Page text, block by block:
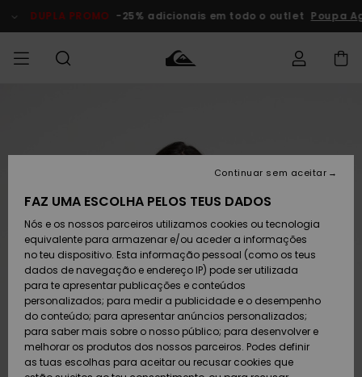
do
DUPLA PROMO -25% adicionais em todo o outlet Poupa
Calçado e
chinelos
Surfe/água
Snow
MENINO
Calçado e
chinelos
Surfe/água
Neve
MULHER
chegados
Highlights
Snow
SURF
Crianças
Highlights
Community
SNOW
Homem
Artigos
Criança
Snow Shop
Feminino
Highlights
DUPLA
PROMO
Criança
Outlet
Mulher
Devoluções
Pagamento
Cartão
presente
Quiksilver
Freedom
FAZ UMA ESCOLHA PELOS TEUS DADOS
Nós e os nossos parceiros utilizamos cookies ou tecnologia
equivalente para armazenar e/ou aceder a informações
no teu dispositivo. Esta informação pessoal (como os teus
dados de navegação e endereço IP) pode ser utilizada
para te apresentar publicações e conteúdos
personalizados; para medir a publicidade e o desempenho
do conteúdo; para apresentar anúncios personalizados;
para saber mais sobre o nosso público; para desenvolver e
melhorar os produtos dos nossos parceiros. Podes definir
as tuas escolhas para aceitar ou recusar cookies que
Continuar sem aceitar